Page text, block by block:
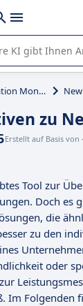
mit
Sie bei der
Application Monitoring
zu
Erstellt auf Basis von
Tool zur
Doch es
die
zu den
oder
Im Folgenden